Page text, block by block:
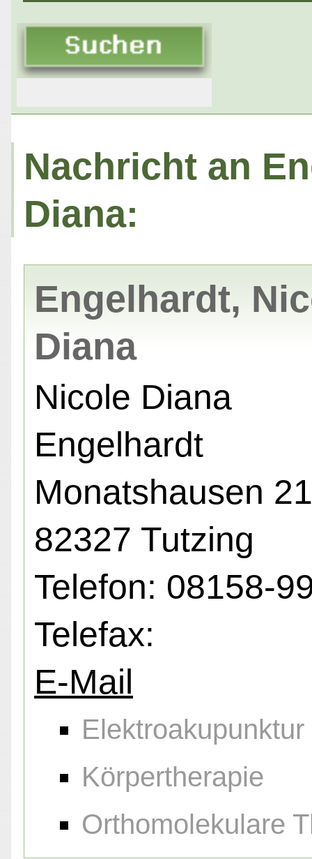
Nachricht an
Diana:
Engelhardt,
Diana
Nicole Diana
Engelhardt
Monatshausen
82327 Tutzing
Telefon: 08158-
Telefax:
E-Mail
Elektroakupunktur
Körpertherapie
Orthomolekulare